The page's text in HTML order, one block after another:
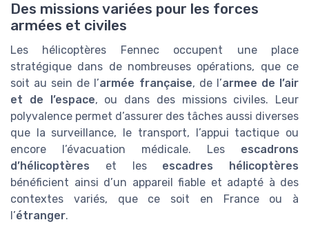
Des missions variées pour les forces
armées et civiles
Les hélicoptères Fennec occupent une place
stratégique dans de nombreuses opérations, que ce
soit au sein de l’armée française, de l’armee de l’air
et de l’espace, ou dans des missions civiles. Leur
polyvalence permet d’assurer des tâches aussi diverses
que la surveillance, le transport, l’appui tactique ou
encore l’évacuation médicale. Les escadrons
d’hélicoptères et les escadres hélicoptères
bénéficient ainsi d’un appareil fiable et adapté à des
contextes variés, que ce soit en France ou à
l’étranger.